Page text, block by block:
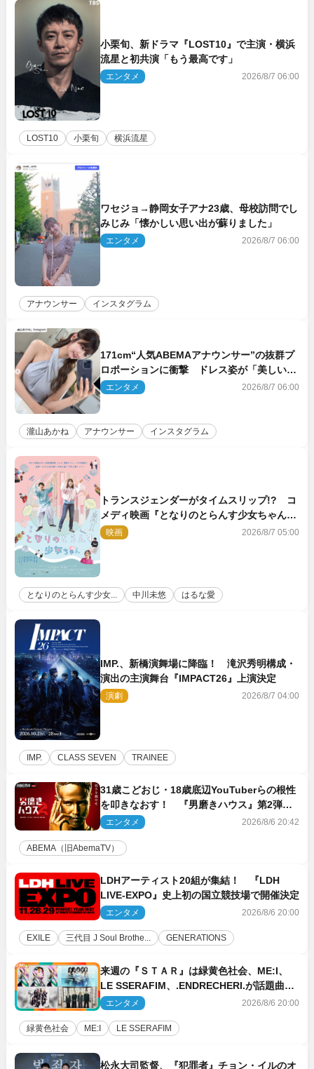
小栗旬、新ドラマ『LOST10』で主演・横浜
流星と初共演「もう最高です」
エンタメ 2026/8/7 06:00
LOST10 小栗旬 横浜流星
ワセジョ→静岡女子アナ23歳、母校訪問でし
みじみ「懐かしい思い出が蘇りました」
エンタメ 2026/8/7 06:00
アナウンサー インスタグラム
171cm“人気ABEMAアナウンサー”の抜群プ
ロポーションに衝撃 ドレス姿が「美しい」
「品がありすぎる」
エンタメ 2026/8/7 06:00
瀧山あかね アナウンサー インスタグラム
トランスジェンダーがタイムスリップ!? コ
メディ映画『となりのとらんす少女ちゃん』
11.7公開決定
映画 2026/8/7 05:00
となりのとらんす少女... 中川未悠 はるな愛
IMP.、新橋演舞場に降臨！ 滝沢秀明構成・
演出の主演舞台『IMPACT26』上演決定
演劇 2026/8/7 04:00
IMP. CLASS SEVEN TRAINEE
31歳こどおじ・18歳底辺YouTuberらの根性
を叩きなおす！ 『男磨きハウス』第2弾コ
ーチ陣発表
エンタメ 2026/8/6 20:42
ABEMA（旧AbemaTV）
LDHアーティスト20組が集結！ 『LDH
LIVE‐EXPO』史上初の国立競技場で開催決定
エンタメ 2026/8/6 20:00
EXILE 三代目 J Soul Brothe... GENERATIONS
来週の『ＳＴＡＲ』は緑黄色社会、ME:I、
LE SSERAFIM、.ENDRECHERI.が話題曲を
パフォーマンス！
エンタメ 2026/8/6 20:00
緑黄色社会 ME:I LE SSERAFIM
松永大司監督、『犯罪者』チョン・イルのオ